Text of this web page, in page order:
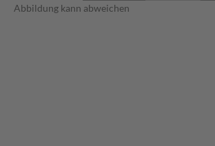
Abbildung kann abweichen